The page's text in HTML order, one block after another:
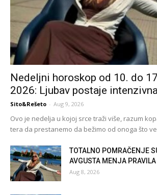
Nedeljni horoskop od 10. do
2026: Ljubav postaje
Sito&Rešeto - Aug 9, 2026
Ovo je nedelja u kojoj srce traži više, razum
tera da prestanemo da bežimo od onoga što
TOTALNO POMRAČENJE
AVGUSTA MENJA
Aug 8, 2026